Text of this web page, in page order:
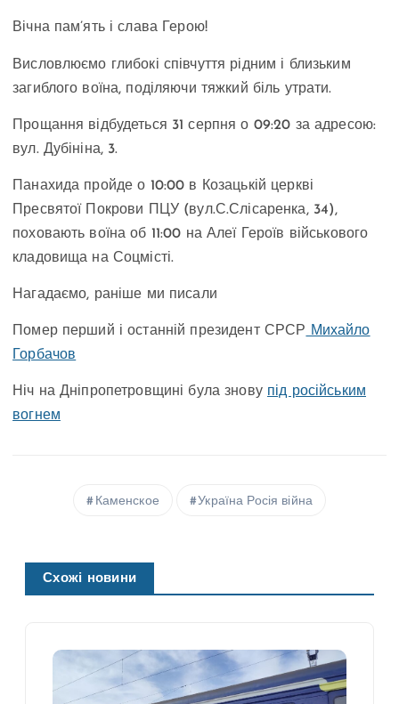
Вічна пам’ять і слава Герою!
Висловлюємо глибокі співчуття рідним і близьким
загиблого воїна, поділяючи тяжкий біль утрати.
Прощання відбудеться 31 серпня о 09:20 за адресою:
вул. Дубініна, 3.
Панахида пройде о 10:00 в Козацькій церкві
Пресвятої Покрови ПЦУ (вул.С.Слісаренка, 34),
поховають воїна об 11:00 на Алеї Героїв військового
кладовища на Соцмісті.
Нагадаємо, раніше ми писали
Помер перший і останній президент СРСР Михайло
Горбачов
Ніч на Дніпропетровщині була знову під російським
вогнем
Каменское Україна Росія війна
Схожі новини